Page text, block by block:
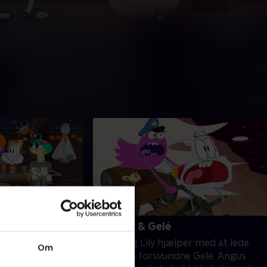
Om
13. Pam & Gelé
Parker og Lily hjælper med at lede
efter den forsvundne Gelé. Angus